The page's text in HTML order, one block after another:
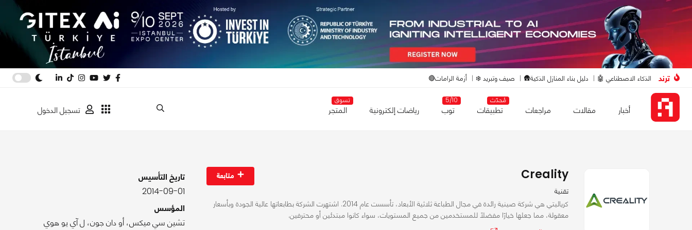
ترند الذكاء الاصطناعي 🤖 دليل بناء المنازل الذكية🛖 صيف وتبريد ❄️ أزمة الرامات🔴
أخبار مقالات مراجعات
مُحدّث
تطبيقات
5/10
توب رياضات إلكترونية
تسوق
المتجر تسجيل الدخول
Creality
تقنية
متابعة
كرياليتي هي شركة صينية رائدة في مجال الطباعة ثلاثية الأبعاد، تأسست عام 2014. اشتهرت الشركة بطابعاتها عالية الجودة وبأسعار
معقولة، مما جعلها خيارًا مفضلًا للمستخدمين من جميع المستويات، سواء كانوا مبتدئين أو محترفين.
تاريخ التأسيس
2014-09-01
المؤسس
تشين سي ميكس، أو دان جون، ل آي يو هوي